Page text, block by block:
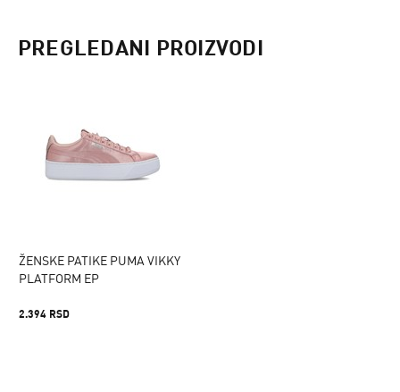
PREGLEDANI PROIZVODI
ŽENSKE PATIKE PUMA VIKKY
PLATFORM EP
2.394 RSD